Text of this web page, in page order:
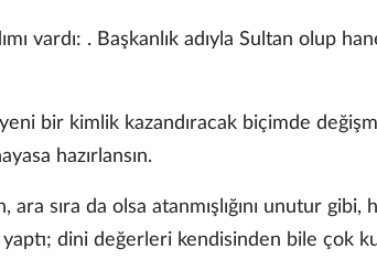
vardı: . Başkanlık adıyla Sultan olup
bir kimlik kazandıracak biçimde
hazırlansın.
ara sıra da olsa atanmışlığını unutur gibi,
dini değerleri kendisinden bile çok